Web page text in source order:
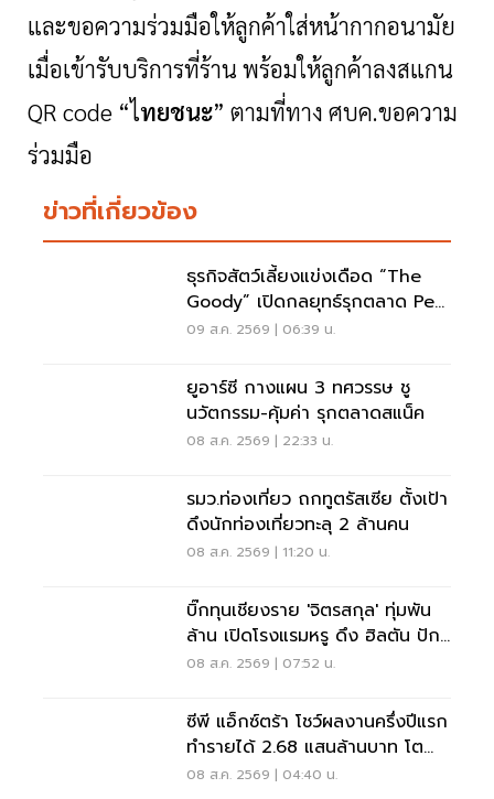
และขอความร่วมมือให้ลูกค้าใส่หน้ากากอนามัย
เมื่อเข้ารับบริการที่ร้าน พร้อมให้ลูกค้าลงสแกน
QR code “ไทยชนะ” ตามที่ทาง ศบค.ขอความ
ร่วมมือ
ข่าวที่เกี่ยวข้อง
ธุรกิจสัตว์เลี้ยงแข่งเดือด “The
Goody” เปิดกลยุทธ์รุกตลาด Pet
Humanization
09 ส.ค. 2569 | 06:39 น.
ยูอาร์ซี กางแผน 3 ทศวรรษ ชู
นวัตกรรม-คุ้มค่า รุกตลาดสแน็ค
08 ส.ค. 2569 | 22:33 น.
รมว.ท่องเที่ยว ถกทูตรัสเซีย ตั้งเป้า
ดึงนักท่องเที่ยวทะลุ 2 ล้านคน
08 ส.ค. 2569 | 11:20 น.
บิ๊กทุนเชียงราย 'จิตรสกุล' ทุ่มพัน
ล้าน เปิดโรงแรมหรู ดึง ฮิลตัน ปัก
หมุดแบรนด์ใหม่
08 ส.ค. 2569 | 07:52 น.
ซีพี แอ็กซ์ตร้า โชว์ผลงานครึ่งปีแรก
ทำรายได้ 2.68 แสนล้านบาท โต
3.6%
08 ส.ค. 2569 | 04:40 น.